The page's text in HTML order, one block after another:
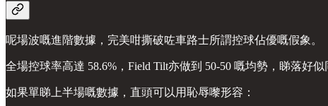
呢場波嘅進階數據，完美咁撕破咗車路士所謂控球佔優嘅假象。
全場控球率高達 58.6%，Field Tilt亦做到 50-50 嘅均勢，睇落好
如果單睇上半場嘅數據，直頭可以用恥辱嚟形容：